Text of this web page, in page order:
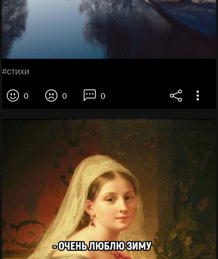
#стихи
0 0 0